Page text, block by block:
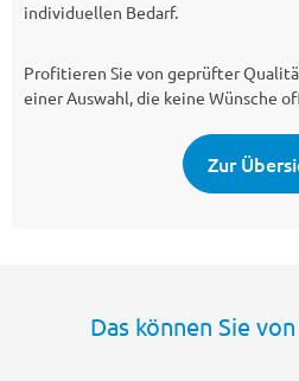
individuellen Bedarf.
Profitieren Sie von geprüfter
einer Auswahl, die keine Wünsche
Zur
Das können Sie